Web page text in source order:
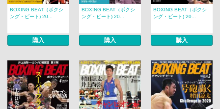
BOXING BEAT（ボクシ
ング・ビート) 20...
購入
BOXING BEAT（ボクシ
ング・ビート) 20...
購入
BOXING BEAT（ボクシ
ング・ビート) 20...
購入